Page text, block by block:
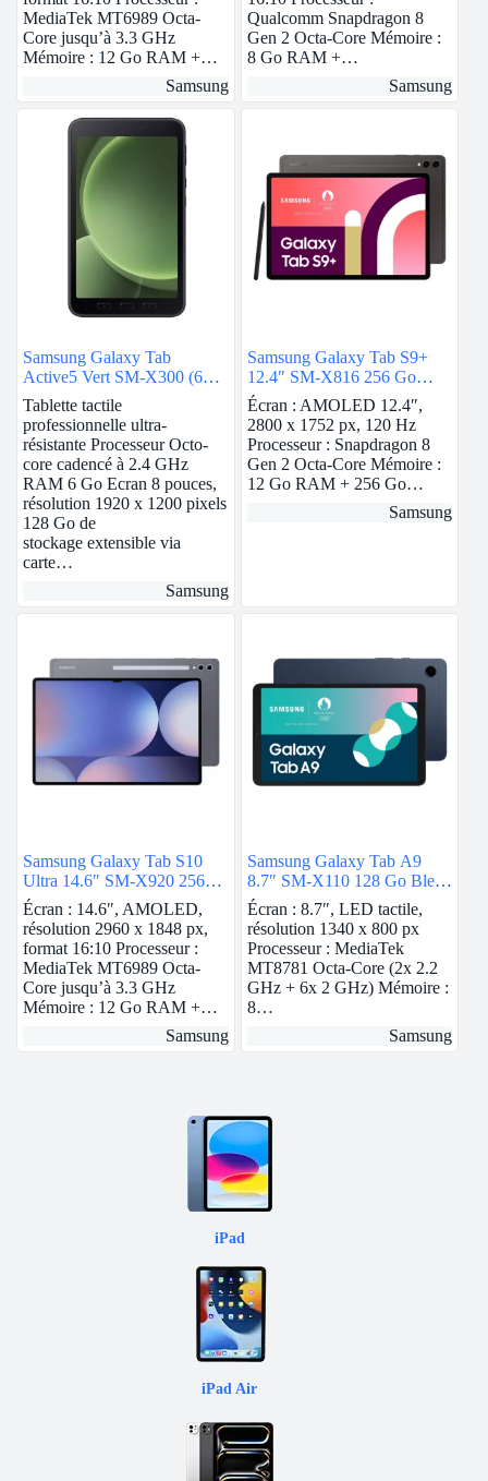
MediaTek MT6989 Octa-
Core jusqu’à 3.3 GHz
Mémoire : 12 Go RAM +…
Samsung
Qualcomm Snapdragon 8
Gen 2 Octa-Core Mémoire :
8 Go RAM +…
Samsung
Samsung Galaxy Tab
Active5 Vert SM-X300 (6
Go / 128 Go)
Tablette tactile
professionnelle ultra-
résistante Processeur Octo-
core cadencé à 2.4 GHz
RAM 6 Go Ecran 8 pouces,
résolution 1920 x 1200 pixels
128 Go de
stockage extensible via
carte…
Samsung
Samsung Galaxy Tab S9+
12.4″ SM-X816 256 Go
Anthracite 5G
Écran : AMOLED 12.4″,
2800 x 1752 px, 120 Hz
Processeur : Snapdragon 8
Gen 2 Octa-Core Mémoire :
12 Go RAM + 256 Go…
Samsung
Samsung Galaxy Tab S10
Ultra 14.6″ SM-X920 256
Go Gris 5G
Écran : 14.6″, AMOLED,
résolution 2960 x 1848 px,
format 16:10 Processeur :
MediaTek MT6989 Octa-
Core jusqu’à 3.3 GHz
Mémoire : 12 Go RAM +…
Samsung
Samsung Galaxy Tab A9
8.7″ SM-X110 128 Go Bleu
Wi-Fi
Écran : 8.7″, LED tactile,
résolution 1340 x 800 px
Processeur : MediaTek
MT8781 Octa-Core (2x 2.2
GHz + 6x 2 GHz) Mémoire :
8…
Samsung
iPad
iPad Air